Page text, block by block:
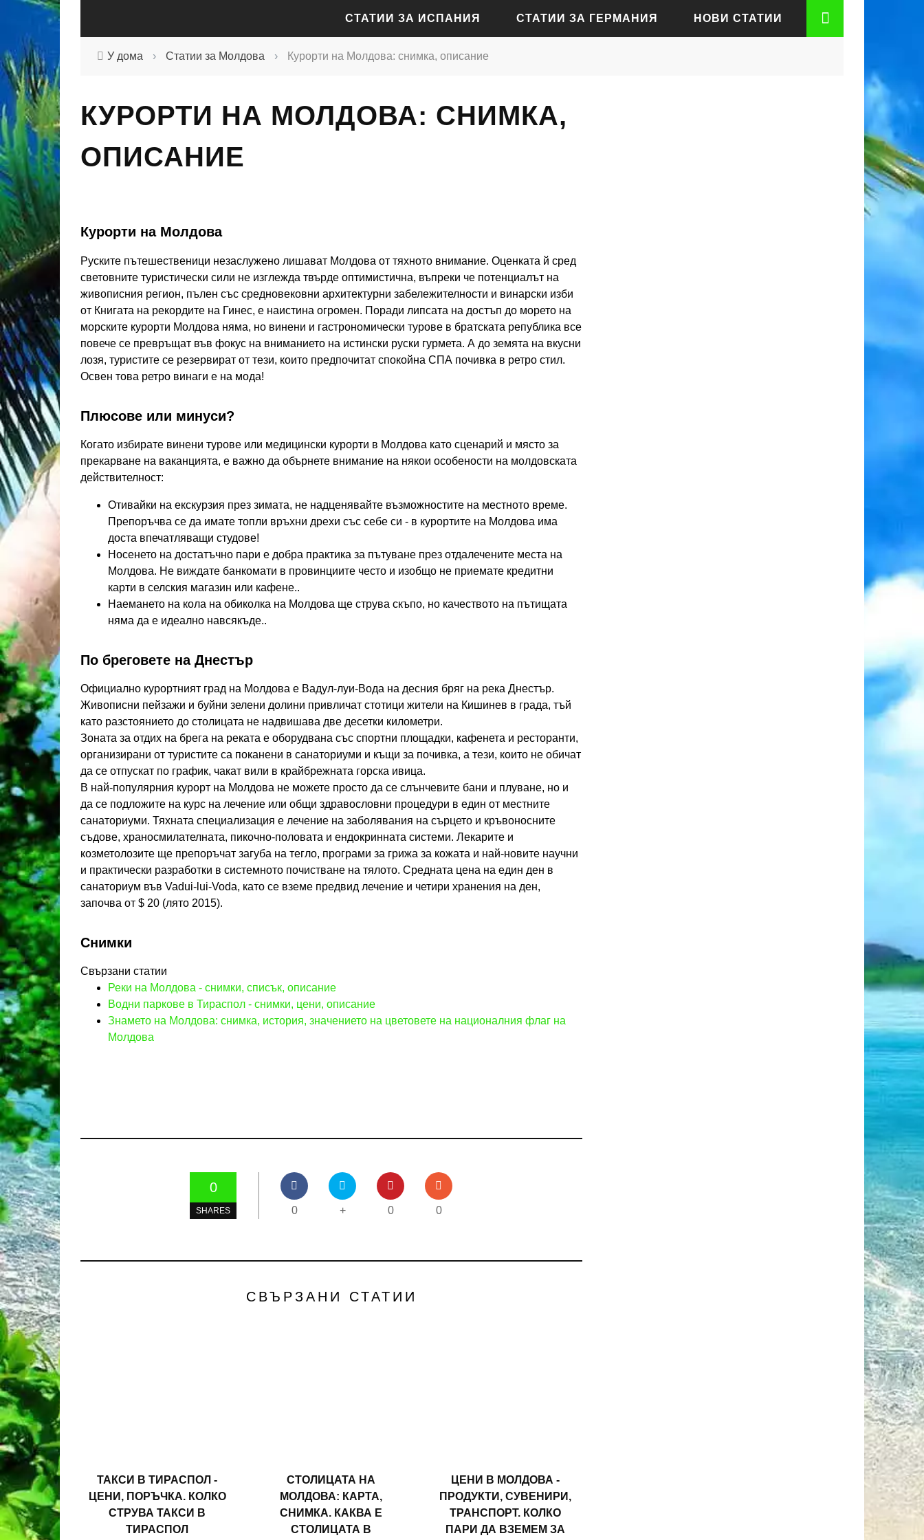
СТАТИИ ЗА ИСПАНИЯ
СТАТИИ ЗА БАРСЕЛОНА
СТАТИИ ЗА ГЕРМАНИЯ
СТАТИИ ЗА БЕРЛИН
НОВИ СТАТИИ
У дома › Статии за Молдова › Курорти на Молдова: снимка, описание
КУРОРТИ НА МОЛДОВА: СНИМКА,
ОПИСАНИЕ
Курорти на Молдова
Руските пътешественици незаслужено лишават Молдова от тяхното внимание. Оценката й сред
световните туристически сили не изглежда твърде оптимистична, въпреки че потенциалът на
живописния регион, пълен със средновековни архитектурни забележителности и винарски изби
от Книгата на рекордите на Гинес, е наистина огромен. Поради липсата на достъп до морето на
морските курорти Молдова няма, но винени и гастрономически турове в братската република все
повече се превръщат във фокус на вниманието на истински руски гурмета. А до земята на вкусни
лозя, туристите се резервират от тези, които предпочитат спокойна СПА почивка в ретро стил.
Освен това ретро винаги е на мода!
Плюсове или минуси?
Когато избирате винени турове или медицински курорти в Молдова като сценарий и място за
прекарване на ваканцията, е важно да обърнете внимание на някои особености на молдовската
действителност:
Отивайки на екскурзия през зимата, не надценявайте възможностите на местното време.
Препоръчва се да имате топли връхни дрехи със себе си - в курортите на Молдова има
доста впечатляващи студове!
Носенето на достатъчно пари е добра практика за пътуване през отдалечените места на
Молдова. Не виждате банкомати в провинциите често и изобщо не приемате кредитни
карти в селския магазин или кафене..
Наемането на кола на обиколка на Молдова ще струва скъпо, но качеството на пътищата
няма да е идеално навсякъде..
По бреговете на Днестър
Официално курортният град на Молдова е Вадул-луи-Вода на десния бряг на река Днестър.
Живописни пейзажи и буйни зелени долини привличат стотици жители на Кишинев в града, тъй
като разстоянието до столицата не надвишава две десетки километри.
Зоната за отдих на брега на реката е оборудвана със спортни площадки, кафенета и ресторанти,
организирани от туристите са поканени в санаториуми и къщи за почивка, а тези, които не обичат
да се отпускат по график, чакат вили в крайбрежната горска ивица.
В най-популярния курорт на Молдова не можете просто да се слънчевите бани и плуване, но и
да се подложите на курс на лечение или общи здравословни процедури в един от местните
санаториуми. Тяхната специализация е лечение на заболявания на сърцето и кръвоносните
съдове, храносмилателната, пикочно-половата и ендокринната системи. Лекарите и
козметолозите ще препоръчат загуба на тегло, програми за грижа за кожата и най-новите научни
и практически разработки в системното почистване на тялото. Средната цена на един ден в
санаториум във Vadui-lui-Voda, като се вземе предвид лечение и четири хранения на ден,
започва от $ 20 (лято 2015).
Снимки
Свързани статии
Реки на Молдова - снимки, списък, описание
Водни паркове в Тираспол - снимки, цени, описание
Знамето на Молдова: снимка, история, значението на цветовете на националния флаг на
Молдова
0
SHARES 0 + 0 0
СВЪРЗАНИ СТАТИИ
ТАКСИ В ТИРАСПОЛ -
ЦЕНИ, ПОРЪЧКА. КОЛКО
СТРУВА ТАКСИ В
ТИРАСПОЛ
СТОЛИЦАТА НА
МОЛДОВА: КАРТА,
СНИМКА. КАКВА Е
СТОЛИЦАТА В
ЦЕНИ В МОЛДОВА -
ПРОДУКТИ, СУВЕНИРИ,
ТРАНСПОРТ. КОЛКО
ПАРИ ДА ВЗЕМЕМ ЗА